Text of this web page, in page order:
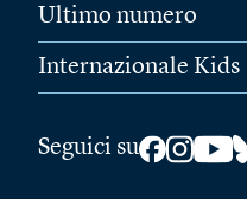
Ultimo numero
Internazionale Kids
Seguici su